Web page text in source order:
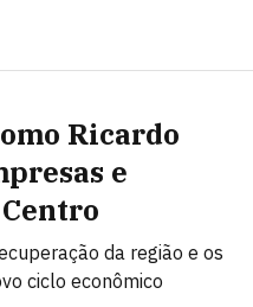
Ricardo
e
da região e os
ciclo econômico